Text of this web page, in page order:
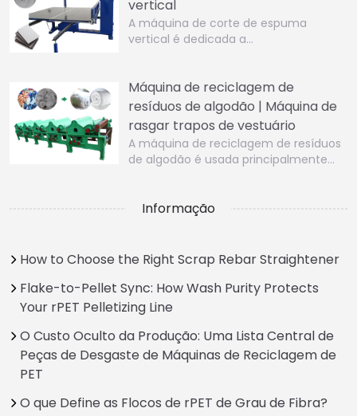
vertical
A máquina de corte de espuma
vertical é dedicada a…
Máquina de reciclagem de
resíduos de algodão | Máquina de
rasgar trapos de vestuário
A máquina de reciclagem de resíduos
de algodão é usada principalmente…
Informação
How to Choose the Right Scrap Rebar Straightener
Flake-to-Pellet Sync: How Wash Purity Protects
Your rPET Pelletizing Line
O Custo Oculto da Produção: Uma Lista Central de
Peças de Desgaste de Máquinas de Reciclagem de
PET
O que Define as Flocos de rPET de Grau de Fibra?